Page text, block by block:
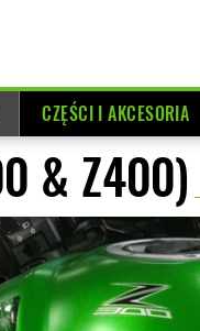
CZĘŚCI I AKCESORIA
& Z400)